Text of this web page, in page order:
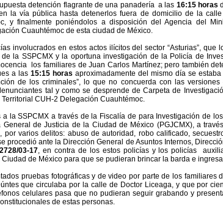
detención flagrante de una panadería a las 16:15 horas
la vía pública hasta detenerlos fuera de domicilio de la
y finalmente poniéndolos a disposición del Agencia del
Cuauhtémoc de esta ciudad de México.
involucrados en estos actos ilícitos del sector “Asturias”, que
de la SSPCMX y la oportuna investigación de la Policía de
los familiares de Juan Carlos Martínez; pero también
a las 15:15 horas aproximadamente del mismo día se
de los criminales”, lo que no concuerda con las
tal y como se desprende de Carpeta de
CUH-2 Delegación Cuauhtémoc.
a la SSPCMX a través de la Fiscalía de para Investigación de
General de Justicia de la Ciudad de México (PGJCMX), a
, por varios delitos: abuso de autoridad, robo calificado,
procedió ante la Dirección General de Asuntos Internos,
03-17, en contra de los estos policías y los policías
de México para que se pudieran brincar la barda e
pruebas fotográficas y de video por parte de los familiares
que circulaba por la calle de Doctor Liceaga, y que por
celulares pasa que no pudieran seguir grabando y
de estas personas.